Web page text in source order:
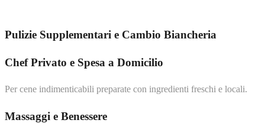
Pulizie Supplementari e Cambio Biancheria
Chef Privato e Spesa a Domicilio
Per cene indimenticabili preparate con ingredienti freschi e locali.
Massaggi e Benessere